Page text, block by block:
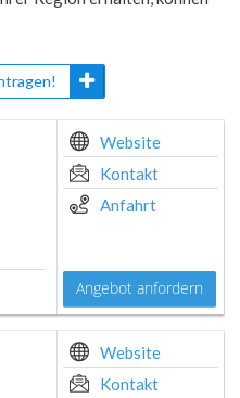
Website
Kontakt
Anfahrt
Angebot anfordern
Website
Kontakt